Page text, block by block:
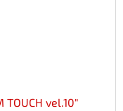
TOUCH vel.10"